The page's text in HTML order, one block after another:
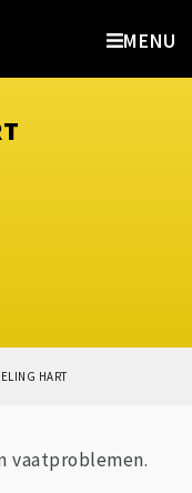
MENU
HART
vaatproblemen.